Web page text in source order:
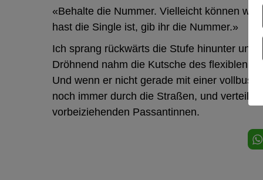
«Behalte die Nummer. Vielleicht können wir
hast die Single ist, gib ihr die Nummer.»
Ich sprang rückwärts die Stufe hinunter und
Dröhnend nahm die Kutsche des flexiblen
Und wenn er nicht gerade mit einer
noch immer durch die Straßen, und verteilt
vorbeiziehenden Passantinnen.